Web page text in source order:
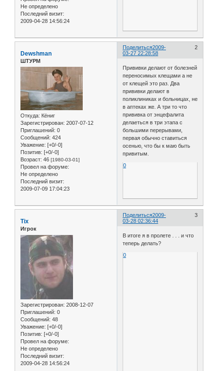
Не определено
Последний визит:
2009-04-28 14:56:24
Поделиться 2
2009-
03-27 22:28:58
Dewshman
ШТУРМ
Откуда: Кёниг
Зарегистрирован: 2007-07-12
Приглашений: 0
Сообщений: 424
Уважение: [+0/-0]
Позитив: [+0/-0]
Возраст: 46 [1980-03-01]
Провел на форуме:
Не определено
Последний визит:
2009-07-09 17:04:23
Прививки делают от болезней
переносимых клещами а не
от клещей это раз. Два
прививки делают в
поликлиниках и больницах, не
в аптеках же. А три то что
прививка от энцефалита
делаеться в три этапа с
большими перерывами,
первая обычно ставиться
осенью, что бы к маю быть
привитым.
0
Поделиться 3
2009-
03-28 02:36:44
Tix
Игрок
Зарегистрирован: 2008-12-07
Приглашений: 0
Сообщений: 48
Уважение: [+0/-0]
Позитив: [+0/-0]
Провел на форуме:
Не определено
Последний визит:
2009-04-28 14:56:24
В итоге я в пролете . . . и что
теперь делать?
0